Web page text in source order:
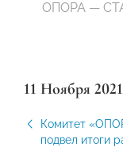
ОПОРА —
11 Ноября 2021
Комитет
подвел итоги